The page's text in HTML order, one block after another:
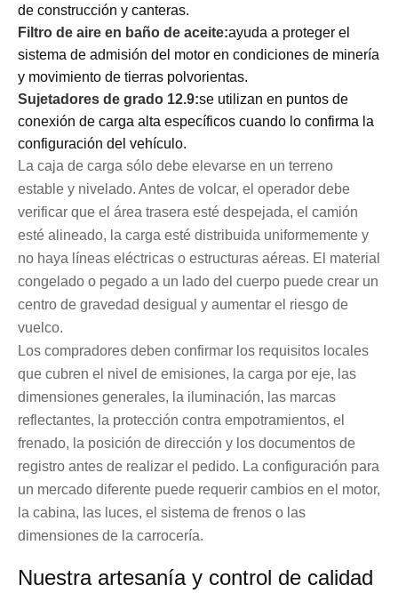
de construcción y canteras.
Filtro de aire en baño de aceite:ayuda a proteger el
sistema de admisión del motor en condiciones de minería
y movimiento de tierras polvorientas.
Sujetadores de grado 12.9:se utilizan en puntos de
conexión de carga alta específicos cuando lo confirma la
configuración del vehículo.
La caja de carga sólo debe elevarse en un terreno
estable y nivelado. Antes de volcar, el operador debe
verificar que el área trasera esté despejada, el camión
esté alineado, la carga esté distribuida uniformemente y
no haya líneas eléctricas o estructuras aéreas. El material
congelado o pegado a un lado del cuerpo puede crear un
centro de gravedad desigual y aumentar el riesgo de
vuelco.
Los compradores deben confirmar los requisitos locales
que cubren el nivel de emisiones, la carga por eje, las
dimensiones generales, la iluminación, las marcas
reflectantes, la protección contra empotramientos, el
frenado, la posición de dirección y los documentos de
registro antes de realizar el pedido. La configuración para
un mercado diferente puede requerir cambios en el motor,
la cabina, las luces, el sistema de frenos o las
dimensiones de la carrocería.
Nuestra artesanía y control de calidad